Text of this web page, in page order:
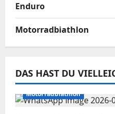
Enduro
Motorradbiathlon
DAS HAST DU
Motorradbiathlon